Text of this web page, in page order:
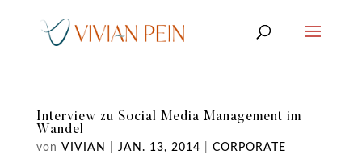
Interview zu Social Media Management im
Wandel
von VIVIAN JAN. 13, 2014
CORPORATE